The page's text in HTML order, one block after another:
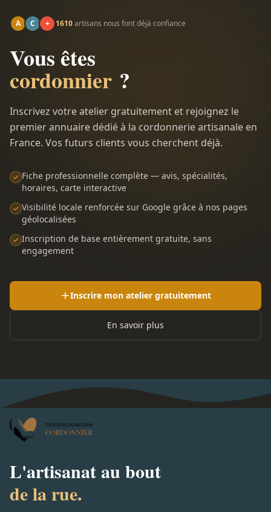
A C + 1610artisans nous font déjà confiance
Vous êtes
cordonnier ?
Inscrivez votre atelier gratuitement et rejoignez le
premier annuaire dédié à la cordonnerie artisanale en
France. Vos futurs clients vous cherchent déjà.
Fiche professionnelle complète — avis, spécialités,
horaires, carte interactive
Visibilité locale renforcée sur Google grâce à nos pages
géolocalisées
Inscription de base entièrement gratuite, sans
engagement
Inscrire mon atelier gratuitement
En savoir plus
L'artisanat au bout
de la rue.